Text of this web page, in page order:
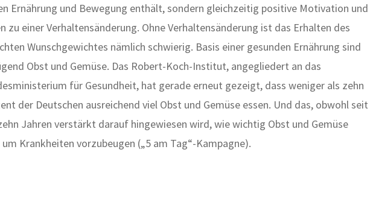
Ernährung und Bewegung enthält, sondern gleichzeitig positive Motivation und
zu einer Verhaltensänderung. Ohne Verhaltensänderung ist das Erhalten des
Wunschgewichtes nämlich schwierig. Basis einer gesunden Ernährung sind
Obst und Gemüse. Das Robert-Koch-Institut, angegliedert an das
für Gesundheit, hat gerade erneut gezeigt, dass weniger als zehn
der Deutschen ausreichend viel Obst und Gemüse essen. Und das, obwohl seit
Jahren verstärkt darauf hingewiesen wird, wie wichtig Obst und Gemüse
Krankheiten vorzubeugen („5 am Tag“-Kampagne).